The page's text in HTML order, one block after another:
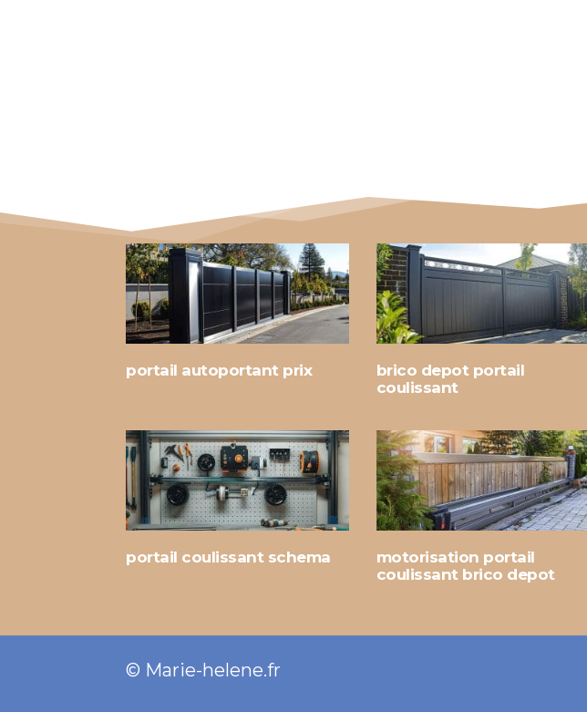
portail autoportant prix
brico depot portail
coulissant
portail coulissant schema
motorisation portail
coulissant brico depot
© Marie-helene.fr